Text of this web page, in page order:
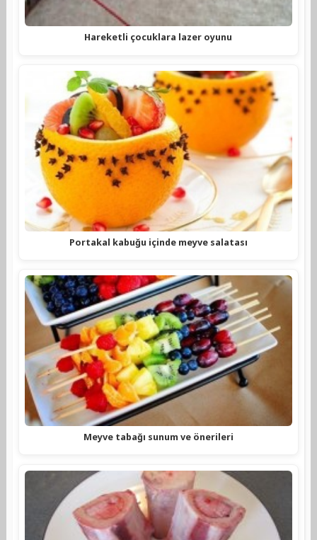
Hareketli çocuklara lazer oyunu
Portakal kabuğu içinde meyve salatası
Meyve tabağı sunum ve önerileri